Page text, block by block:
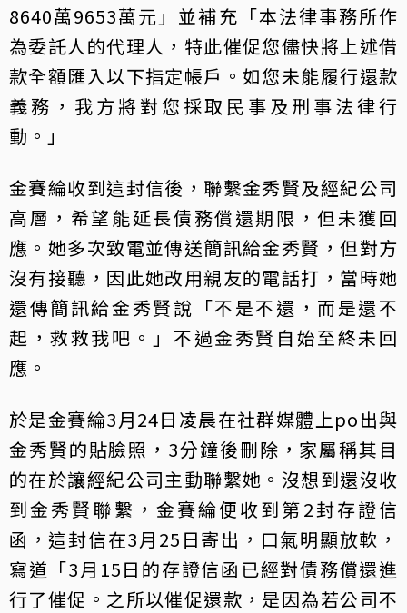
8640萬9653萬元」並補充「本法律事務所作
為委託人的代理人，特此催促您儘快將上述借
款全額匯入以下指定帳戶。如您未能履行還款
義務，我方將對您採取民事及刑事法律行
動。」
金賽綸收到這封信後，聯繫金秀賢及經紀公司
高層，希望能延長債務償還期限，但未獲回
應。她多次致電並傳送簡訊給金秀賢，但對方
沒有接聽，因此她改用親友的電話打，當時她
還傳簡訊給金秀賢說「不是不還，而是還不
起，救救我吧。」不過金秀賢自始至終未回
應。
於是金賽綸3月24日凌晨在社群媒體上po出與
金秀賢的貼臉照，3分鐘後刪除，家屬稱其目
的在於讓經紀公司主動聯繫她。沒想到還沒收
到金秀賢聯繫，金賽綸便收到第2封存證信
函，這封信在3月25日寄出，口氣明顯放軟，
寫道「3月15日的存證信函已經對債務償還進
行了催促。之所以催促還款，是因為若公司不